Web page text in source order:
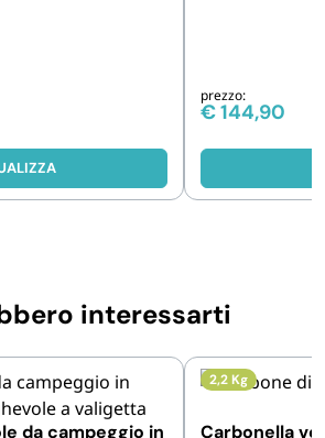
prezzo:
€144,90
interessarti
da campeggio in
2,2 Kg
Carbonella